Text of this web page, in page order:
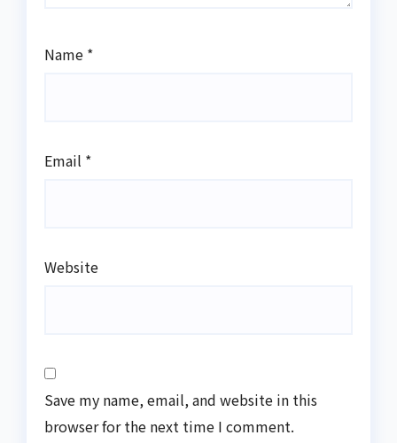
Name *
Email *
Website
Save my name, email, and website in this
browser for the next time I comment.